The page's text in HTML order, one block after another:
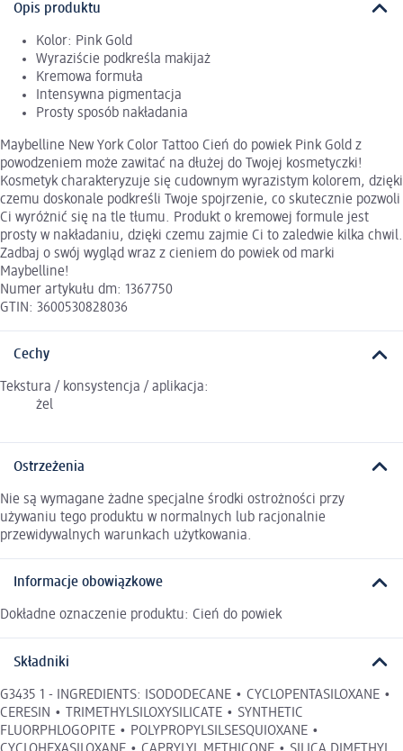
Opis produktu
Kolor: Pink Gold
Wyraziście podkreśla makijaż
Kremowa formuła
Intensywna pigmentacja
Prosty sposób nakładania
Maybelline New York Color Tattoo Cień do powiek Pink Gold z
powodzeniem może zawitać na dłużej do Twojej kosmetyczki!
Kosmetyk charakteryzuje się cudownym wyrazistym kolorem, dzięki
czemu doskonale podkreśli Twoje spojrzenie, co skutecznie pozwoli
Ci wyróżnić się na tle tłumu. Produkt o kremowej formule jest
prosty w nakładaniu, dzięki czemu zajmie Ci to zaledwie kilka chwil.
Zadbaj o swój wygląd wraz z cieniem do powiek od marki
Maybelline!
Numer artykułu dm: 1367750
GTIN: 3600530828036
Cechy
Tekstura / konsystencja / aplikacja:
żel
Ostrzeżenia
Nie są wymagane żadne specjalne środki ostrożności przy
używaniu tego produktu w normalnych lub racjonalnie
przewidywalnych warunkach użytkowania.
Informacje obowiązkowe
Dokładne oznaczenie produktu: Cień do powiek
Składniki
G3435 1 - INGREDIENTS: ISODODECANE • CYCLOPENTASILOXANE •
CERESIN • TRIMETHYLSILOXYSILICATE • SYNTHETIC
FLUORPHLOGOPITE • POLYPROPYLSILSESQUIOXANE •